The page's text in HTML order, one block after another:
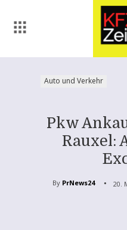
Auto und Verkehr
Pkw
Rauxel:
By PrNews24 20.